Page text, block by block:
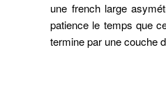
une french large
patience le temps que
termine par une couche